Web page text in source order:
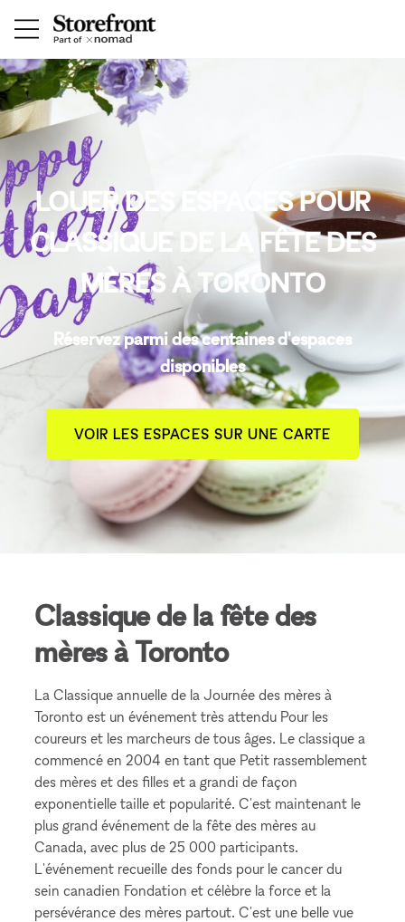
LOUER DES ESPACES POUR
CLASSIQUE DE LA FÊTE DES
MÈRES À TORONTO
Réservez parmi des centaines d'espaces
disponibles
VOIR LES ESPACES SUR UNE CARTE
Classique de la fête des
mères à Toronto
La Classique annuelle de la Journée des mères à
Toronto est un événement très attendu Pour les
coureurs et les marcheurs de tous âges. Le classique a
commencé en 2004 en tant que Petit rassemblement
des mères et des filles et a grandi de façon
exponentielle taille et popularité. C'est maintenant le
plus grand événement de la fête des mères au
Canada, avec plus de 25 000 participants.
L'événement recueille des fonds pour le cancer du
sein canadien Fondation et célèbre la force et la
persévérance des mères partout. C'est une belle vue